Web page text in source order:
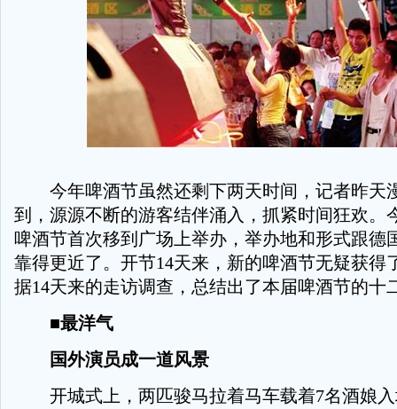
今年啤酒节虽然还剩下两天时间，记者昨天
到，源源不断的游客结伴涌入，抓紧时间狂欢。
啤酒节首次移到广场上举办，举办地和形式跟德
靠得更近了。开节14天来，新的啤酒节无疑获得
据14天来的走访调查，总结出了本届啤酒节的十
■最洋气
国外演员成一道风景
开城式上，两匹骏马拉着马车载着7名酒娘入